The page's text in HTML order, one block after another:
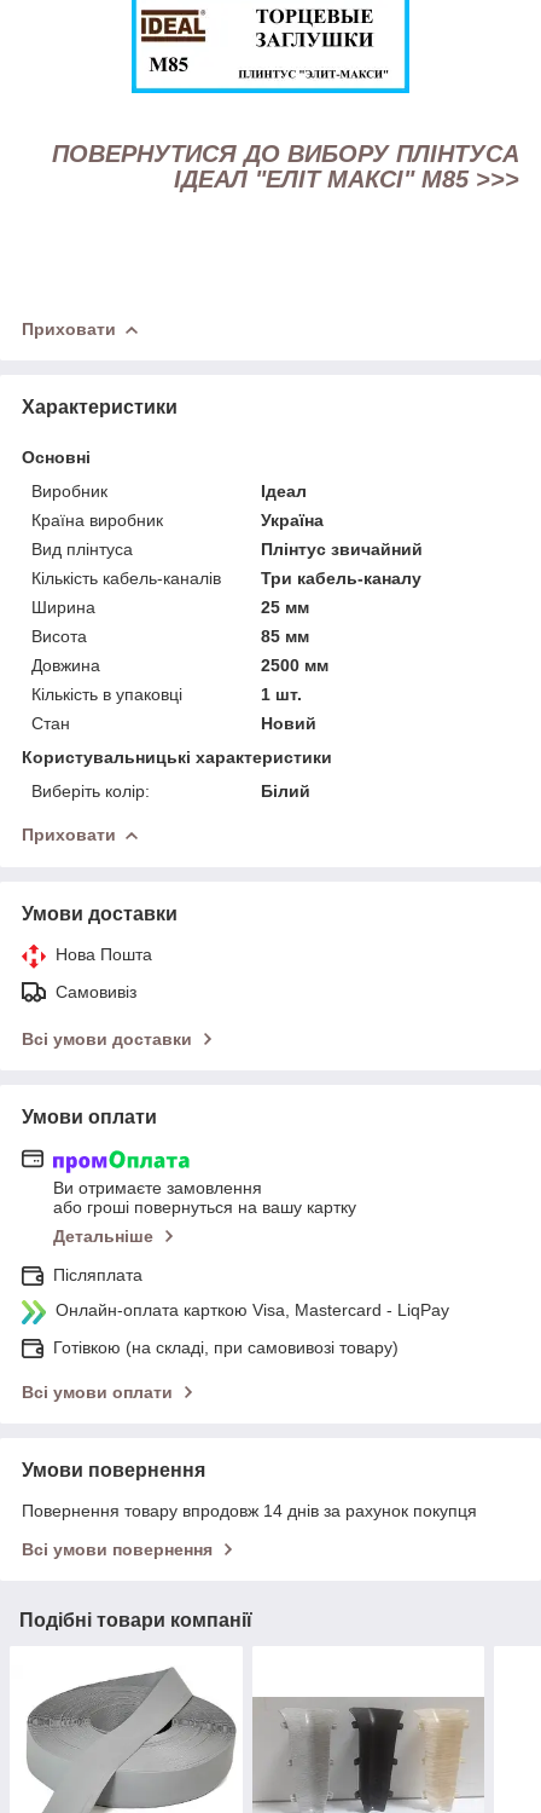
ПОВЕРНУТИСЯ ДО ВИБОРУ ПЛІНТУСА
ІДЕАЛ "ЕЛІТ МАКСІ" М85 >>>
Приховати
Характеристики
Основні
Виробник
Ідеал
Країна виробник
Україна
Вид плінтуса
Плінтус звичайний
Кількість кабель-каналів
Три кабель-каналу
Ширина
25 мм
Висота
85 мм
Довжина
2500 мм
Кількість в упаковці
1 шт.
Стан
Новий
Користувальницькі характеристики
Виберіть колір:
Білий
Приховати
Умови доставки
Нова Пошта
Самовивіз
Всі умови доставки
Умови оплати
Ви отримаєте замовлення
або гроші повернуться на вашу картку
Детальніше
Післяплата
Онлайн-оплата карткою Visa, Mastercard - LiqPay
Готівкою (на складі, при самовивозі товару)
Всі умови оплати
Умови повернення
Повернення товару впродовж 14 днів за рахунок покупця
Всі умови повернення
Подібні товари компанії